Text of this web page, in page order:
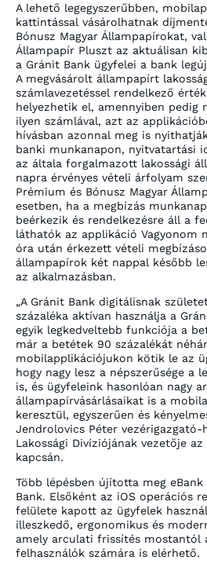
A lehető legegyszerűbben,
kattintással vásárolhatnak
Bónusz Magyar Állampapírokat,
Állampapír Pluszt az aktuálisan
a Gránit Bank ügyfelei a bank
A megvásárolt állampapírt
számlavezetéssel rendelkező
helyezhetik el, amennyiben pedig
ilyen számlával, azt az
hívásban azonnal meg is
banki munkanapon, nyitvatartási
az általa forgalmazott lakossági
napra érvényes vételi árfolyam
Prémium és Bónusz Magyar
esetben, ha a megbízás
beérkezik és rendelkezésre áll a
láthatók az applikáció Vagyonom
óra után érkezett vételi
állampapírok két nappal később
az alkalmazásban.
„A Gránit Bank digitálisnak
százaléka aktívan használja a
egyik legkedveltebb funkciója a
már a betétek 90 százalékát
mobilapplikációjukon kötik le az
hogy nagy lesz a népszerűsége a
is, és ügyfeleink hasonlóan nagy
állampapírvásárlásaikat is a
keresztül, egyszerűen és
Jendrolovics Péter vezérigazgató-
Lakossági Divíziójának vezetője
kapcsán.
Több lépésben újította meg
Bank. Elsőként az iOS operációs
felülete kapott az ügyfelek
illeszkedő, ergonomikus és
amely arculati frissítés mostantól
felhasználók számára is elérhető.